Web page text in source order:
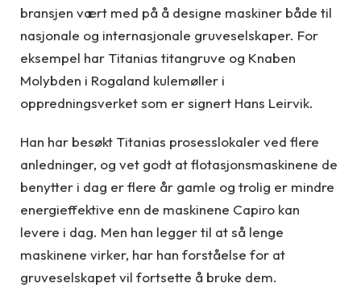
bransjen vært med på å designe maskiner både til
nasjonale og internasjonale gruveselskaper. For
eksempel har Titanias titangruve og Knaben
Molybden i Rogaland kulemøller i
oppredningsverket som er signert Hans Leirvik.
Han har besøkt Titanias prosesslokaler ved flere
anledninger, og vet godt at flotasjonsmaskinene de
benytter i dag er flere år gamle og trolig er mindre
energieffektive enn de maskinene Capiro kan
levere i dag. Men han legger til at så lenge
maskinene virker, har han forståelse for at
gruveselskapet vil fortsette å bruke dem.